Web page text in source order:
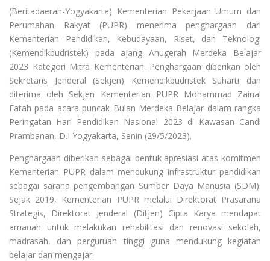
(Beritadaerah-Yogyakarta) Kementerian Pekerjaan Umum dan
Perumahan Rakyat (PUPR) menerima penghargaan dari
Kementerian Pendidikan, Kebudayaan, Riset, dan Teknologi
(Kemendikbudristek) pada ajang Anugerah Merdeka Belajar
2023 Kategori Mitra Kementerian. Penghargaan diberikan oleh
Sekretaris Jenderal (Sekjen) Kemendikbudristek Suharti dan
diterima oleh Sekjen Kementerian PUPR Mohammad Zainal
Fatah pada acara puncak Bulan Merdeka Belajar dalam rangka
Peringatan Hari Pendidikan Nasional 2023 di Kawasan Candi
Prambanan, D.I Yogyakarta, Senin (29/5/2023).
Penghargaan diberikan sebagai bentuk apresiasi atas komitmen
Kementerian PUPR dalam mendukung infrastruktur pendidikan
sebagai sarana pengembangan Sumber Daya Manusia (SDM).
Sejak 2019, Kementerian PUPR melalui Direktorat Prasarana
Strategis, Direktorat Jenderal (Ditjen) Cipta Karya mendapat
amanah untuk melakukan rehabilitasi dan renovasi sekolah,
madrasah, dan perguruan tinggi guna mendukung kegiatan
belajar dan mengajar.